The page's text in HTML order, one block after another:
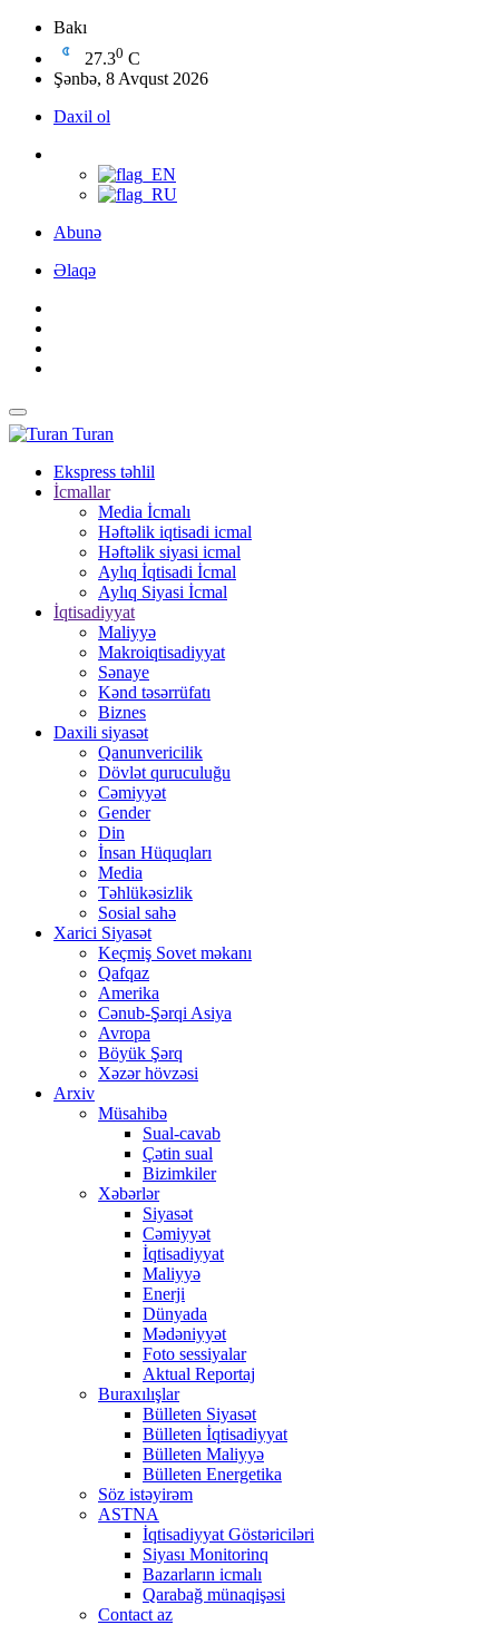
Bakı
27.30 C
Şənbə, 8 Avqust 2026
Daxil ol
Abunə
Əlaqə
Turan
Ekspress təhlil
İcmallar
Media İcmalı
Həftəlik iqtisadi icmal
Həftəlik siyasi icmal
Aylıq İqtisadi İcmal
Aylıq Siyasi İcmal
İqtisadiyyat
Maliyyə
Makroiqtisadiyyat
Sənaye
Kənd təsərrüfatı
Biznes
Daxili siyasət
Qanunvericilik
Dövlət quruculuğu
Cəmiyyət
Gender
Din
İnsan Hüquqları
Media
Təhlükəsizlik
Sosial sahə
Xarici Siyasət
Keçmiş Sovet məkanı
Qafqaz
Amerika
Cənub-Şərqi Asiya
Avropa
Böyük Şərq
Xəzər hövzəsi
Arxiv
Müsahibə
Sual-cavab
Çətin sual
Bizimkiler
Xəbərlər
Siyasət
Cəmiyyət
İqtisadiyyat
Maliyyə
Enerji
Dünyada
Mədəniyyət
Foto sessiyalar
Aktual Reportaj
Buraxılışlar
Bülleten Siyasət
Bülleten İqtisadiyyat
Bülleten Maliyyə
Bülleten Energetika
Söz istəyirəm
ASTNA
İqtisadiyyat Göstəriciləri
Siyası Monitorinq
Bazarların icmalı
Qarabağ münaqişəsi
Contact az